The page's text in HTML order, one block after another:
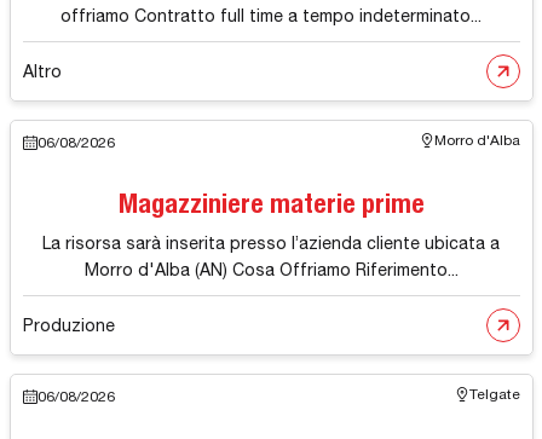
offriamo Contratto full time a tempo indeterminato...
Altro
06/08/2026 Morro d'Alba
Magazziniere materie prime
La risorsa sarà inserita presso l’azienda cliente ubicata a
Morro d'Alba (AN) Cosa Offriamo Riferimento...
Produzione
06/08/2026 Telgate